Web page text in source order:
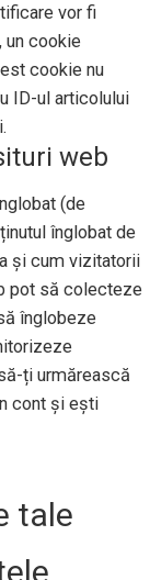
vor fi
un cookie
cookie nu
ID-ul articolului
web
(de
înglobat de
și cum vizitatorii
pot să colecteze
înglobeze
ți urmărească
cont și ești
tale